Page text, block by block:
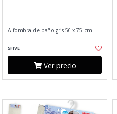
Alfombra de baño gris 50 x 75 cm
5FIVE
Ver precio